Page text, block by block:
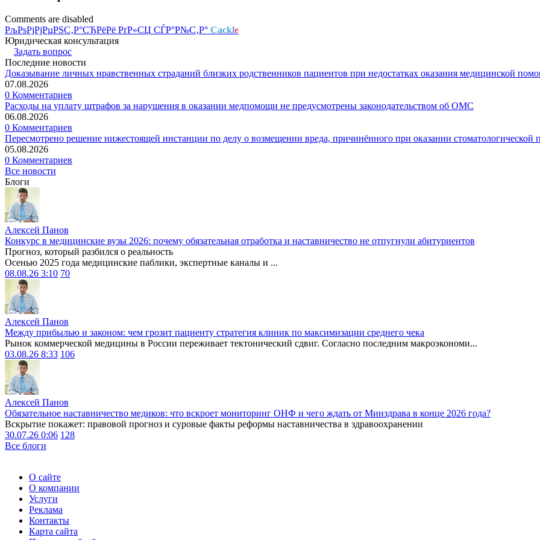
Comments are disabled
РљРѕРјРјРµРЅС‚Р°СЂРёРё РґР»СЏ СЃР°Р№С‚Р° Cackle
Юридическая консультация
Задать вопрос
Последние новости
Доказывание личных нравственных страданий близких родственников пациентов при недостатках оказания медицинской
07.08.2026
0 Комментариев
Расходы на уплату штрафов за нарушения в оказании медпомощи не предусмотрены законодательством об ОМС
06.08.2026
0 Комментариев
Пересмотрено решение нижестоящей инстанции по делу о возмещении вреда, причинённого при оказании стоматологической
05.08.2026
0 Комментариев
Все новости
Блоги
Алексей Панов
Конкурс в медицинские вузы 2026: почему обязательная отработка и наставничество не отпугнули абитуриентов
Прогноз, который разбился о реальность
Осенью 2025 года медицинские паблики, экспертные каналы и ...
08.08.26 3:10 70
Алексей Панов
Между прибылью и законом: чем грозит пациенту стратегия клиник по максимизации среднего чека
Рынок коммерческой медицины в России переживает тектонический сдвиг. Согласно последним макроэкономи...
03.08.26 8:33 106
Алексей Панов
Обязательное наставничество медиков: что вскроет мониторинг ОНФ и чего ждать от Минздрава в конце 2026 года?
Вскрытие покажет: правовой прогноз и суровые факты реформы наставничества в здравоохранении
30.07.26 0:06 128
Все блоги
О сайте
О компании
Услуги
Реклама
Контакты
Карта сайта